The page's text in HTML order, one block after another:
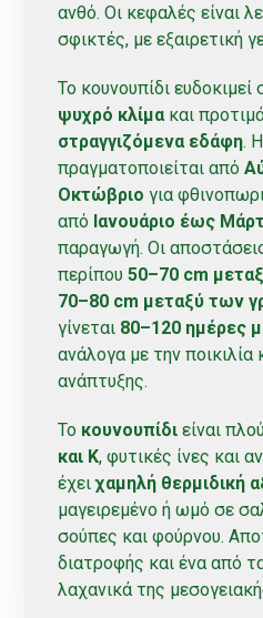
ανθό. Οι κεφαλές είναι
σφικτές, με εξαιρετική
Το κουνουπίδι ευδοκιμεί
ψυχρό κλίμα και
στραγγιζόμενα εδάφη.
πραγματοποιείται από
Οκτώβριο για
από Ιανουάριο έως
παραγωγή. Οι
περίπου50–70 cm
70–80 cm μεταξύ των
γίνεται 80–120 ημέρες
ανάλογα με την ποικιλία
ανάπτυξης.
Το κουνουπίδι είναι
και Κ, φυτικές ίνες και
έχειχαμηλή θερμιδική
μαγειρεμένο ή ωμό σε
σούπες και φούρνου.
διατροφής και ένα από
λαχανικά της